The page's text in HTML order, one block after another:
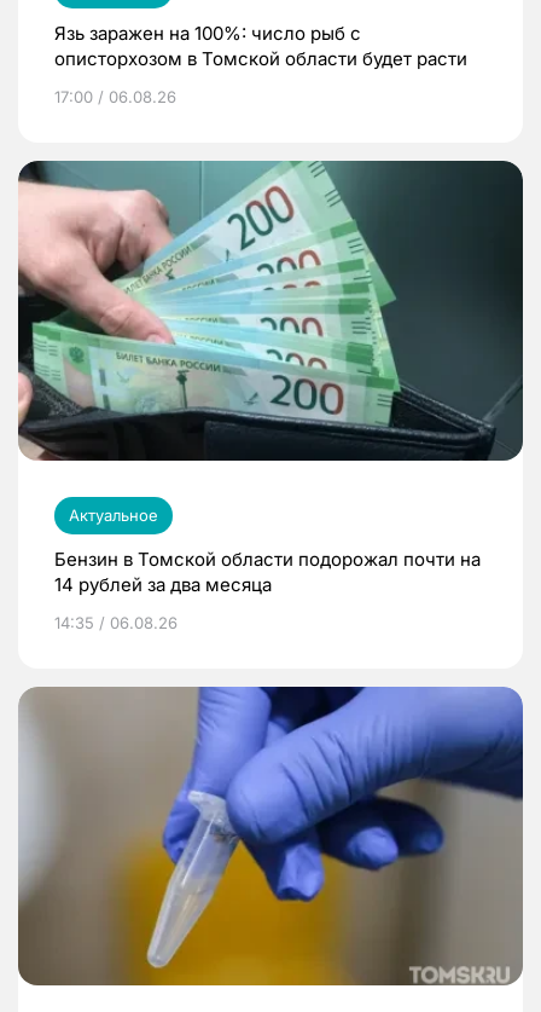
Язь заражен на 100%: число рыб с
описторхозом в Томской области будет расти
17:00 / 06.08.26
Актуальное
Бензин в Томской области подорожал почти на
14 рублей за два месяца
14:35 / 06.08.26